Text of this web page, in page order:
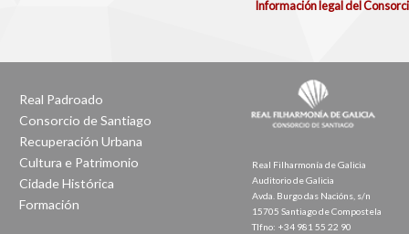
Información legal del
Real Padroado
Consorcio de Santiago
Recuperación Urbana
Cultura e Patrimonio
Cidade Histórica
Formación
Real Filharmonía de Galicia
Auditorio de Galicia
Avda. Burgo das Nacións, s/n
15705 Santiago de Compostela
Tlfno: +34 981 55 22 90